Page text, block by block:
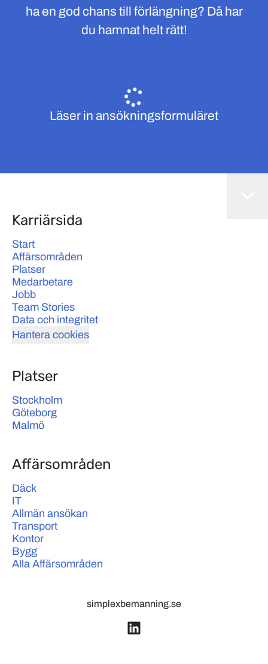
ha en god chans till förlängning? Då har
du hamnat helt rätt!
Läser in ansökningsformuläret
Karriärsida
Start
Affärsområden
Platser
Medarbetare
Jobb
Team Stories
Data och integritet
Hantera cookies
Platser
Stockholm
Göteborg
Malmö
Affärsområden
Däck
IT
Allmän ansökan
Transport
Kontor
Bygg
Alla Affärsområden
simplexbemanning.se